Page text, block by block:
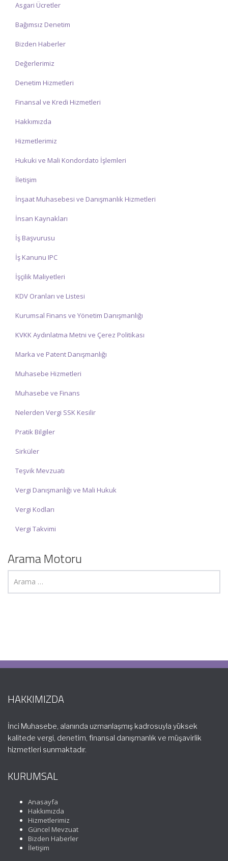
Asgari Ücretler
Bağımsız Denetim
Bizden Haberler
Değerlerimiz
Denetim Hizmetleri
Finansal ve Kredi Hizmetleri
Hakkımızda
Hizmetlerimiz
Hukuki ve Mali Kondordato İşlemleri
İletişim
İnşaat Muhasebesi ve Danışmanlık Hizmetleri
İnsan Kaynakları
İş Başvurusu
İş Kanunu IPC
İşçilik Maliyetleri
KDV Oranları ve Listesi
Kurumsal Finans ve Yönetim Danışmanlığı
KVKK Aydınlatma Metni ve Çerez Politikası
Marka ve Patent Danışmanlığı
Muhasebe Hizmetleri
Muhasebe ve Finans
Nelerden Vergi SSK Kesilir
Pratik Bilgiler
Sirküler
Teşvik Mevzuatı
Vergi Danışmanlığı ve Mali Hukuk
Vergi Kodları
Vergi Takvimi
Arama Motoru
HAKKIMIZDA
İnci Muhasebe, alanında uzmanlaşmış kadrosuyla yüksek
kalitede vergi, denetim, finansal danışmanlık ve müşavirlik
hizmetleri sunmaktadır.
KURUMSAL
Anasayfa
Hakkımızda
Hizmetlerimiz
Güncel Mevzuat
Bizden Haberler
İletişim